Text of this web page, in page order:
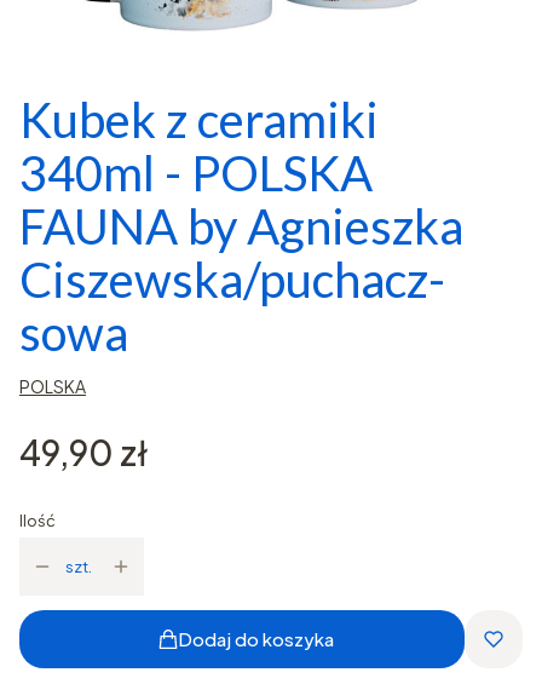
Kubek z ceramiki
340ml - POLSKA
FAUNA by Agnieszka
Ciszewska/puchacz-
sowa
POLSKA
Cena
49,90 zł
Ilość
szt.
Dodaj do koszyka